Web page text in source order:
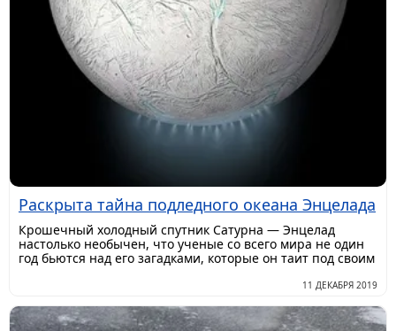
Раскрыта тайна подледного океана Энцелада
Крошечный холодный спутник Сатурна — Энцелад
настолько необычен, что ученые со всего мира не один
год бьются над его загадками, которые он таит под своим
11 ДЕКАБРЯ 2019